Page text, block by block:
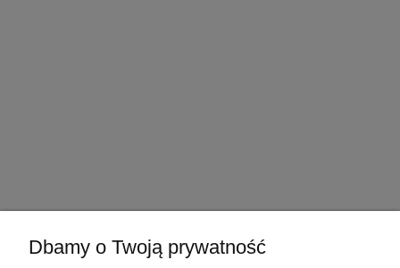
Dbamy o Twoją prywatność